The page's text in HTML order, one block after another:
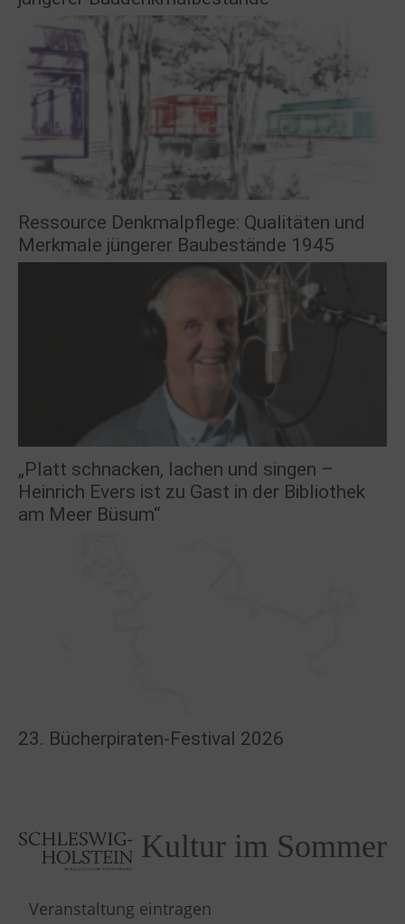
Ressource Denkmalpflege: Qualitäten und
Merkmale jüngerer Baubestände 1945
„Platt schnacken, lachen und singen –
Heinrich Evers ist zu Gast in der Bibliothek
am Meer Büsum“
23. Bücherpiraten-Festival 2026
Kultur im Sommer
Veranstaltung eintragen